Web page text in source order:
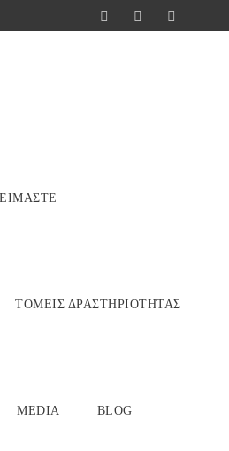
ΤΟΜΕΊΣ ΔΡΑΣΤΗΡΙΌΤΗΤΑΣ
MEDIA BLOG